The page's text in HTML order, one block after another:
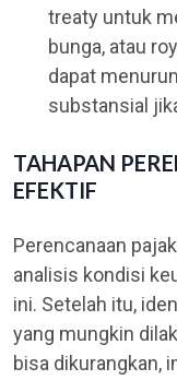
treaty untuk
bunga, atau
dapat
substansial
TAHAPAN
EFEKTIF
Perencanaan
analisis kondisi
ini. Setelah itu,
yang mungkin
bisa dikurangkan,